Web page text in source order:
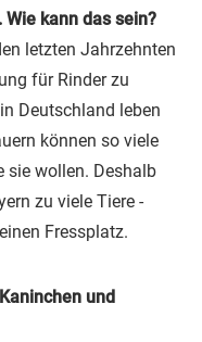
kann das sein?
letzten Jahrzehnten
für Rinder zu
Deutschland leben
können so viele
sie wollen. Deshalb
zu viele Tiere -
Fressplatz.
und